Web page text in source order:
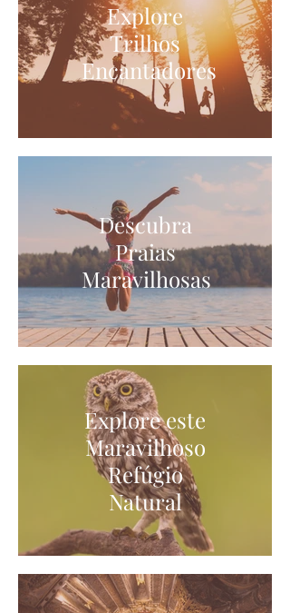
Explore
Trilhos
Encantadores
Descubra
Praias
Maravilhosas
Explore este
Maravilhoso
Refúgio
Natural